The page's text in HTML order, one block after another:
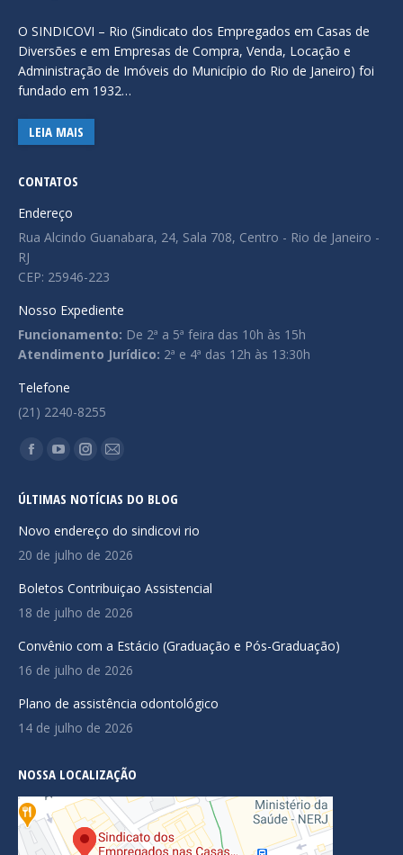
O SINDICOVI – Rio (Sindicato dos Empregados em Casas de
Diversões e em Empresas de Compra, Venda, Locação e
Administração de Imóveis do Município do Rio de Janeiro) foi
fundado em 1932…
LEIA MAIS
CONTATOS
Endereço
Rua Alcindo Guanabara, 24, Sala 708, Centro - Rio de Janeiro -
RJ
CEP: 25946-223
Nosso Expediente
Funcionamento: De 2ª a 5ª feira das 10h às 15h
Atendimento Jurídico: 2ª e 4ª das 12h às 13:30h
Telefone
(21) 2240-8255
Encontre-nos em:
Facebook
opens
in
new
YouTube
opens
in
new
Instagram
opens
in
new
Mail
opens
in
new
ÚLTIMAS NOTÍCIAS DO BLOG
Novo endereço do sindicovi rio
20 de julho de 2026
Boletos Contribuiçao Assistencial
18 de julho de 2026
Convênio com a Estácio (Graduação e Pós-Graduação)
16 de julho de 2026
Plano de assistência odontológico
14 de julho de 2026
NOSSA LOCALIZAÇÃO